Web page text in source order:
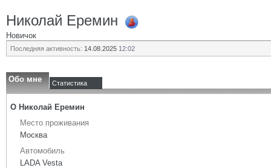
Николай Еремин
Новичок
Последняя активность: 14.08.2025 12:02
Обо мне Статистика
О Николай Еремин
Место проживания
Москва
Автомобиль
LADA Vesta